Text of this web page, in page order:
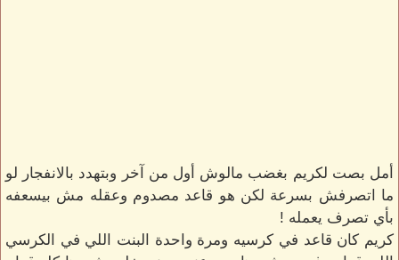
أمل بصت لكريم بغضب مالوش أول من آخر وبتهدد بالانفجار لو
ما اتصرفش بسرعة لكن هو قاعد مصدوم وعقله مش بيسعفه
بأي تصرف يعمله !
كريم كان قاعد في كرسيه ومرة واحدة البنت اللي في الكرسي